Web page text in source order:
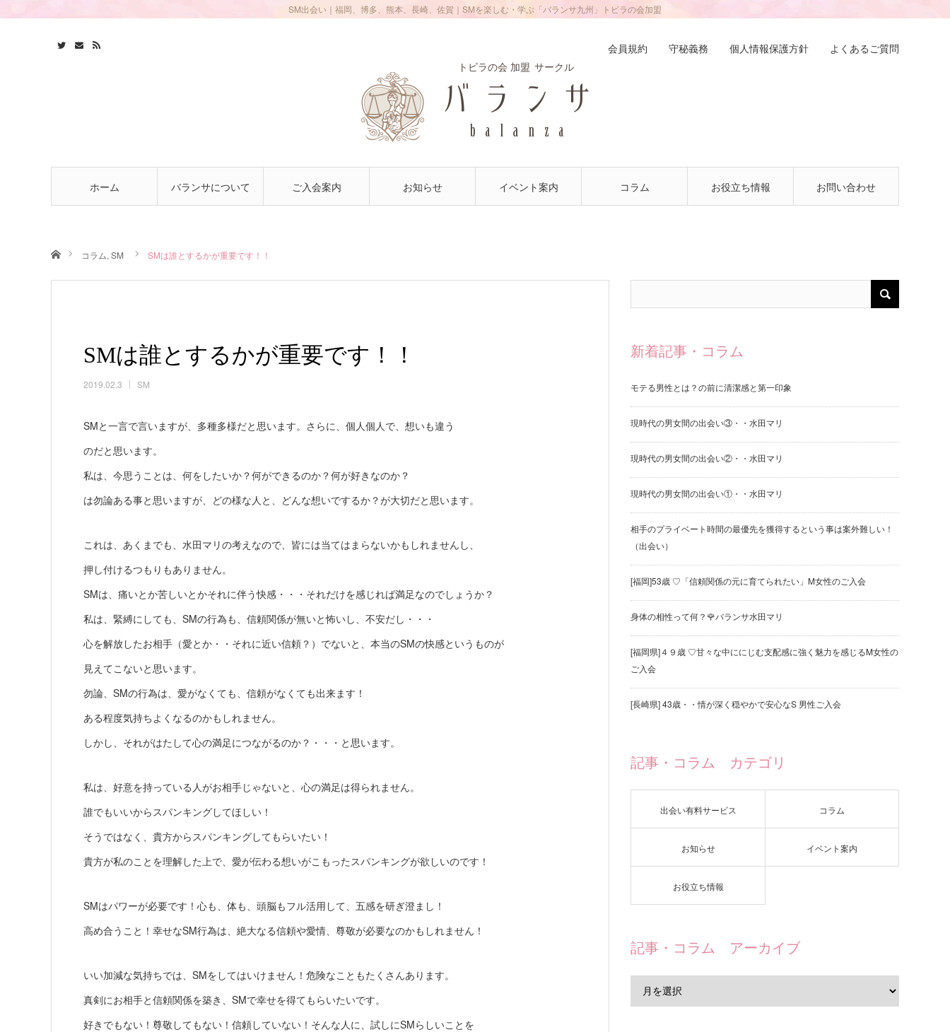
SM出会い｜福岡、博多、熊本、長崎、佐賀｜SMを楽しむ・学ぶ「バランサ九州」トビラの会加盟
トビラの会 加盟 サークル
ホーム バランサについて ご入会案内 お知らせ イベント案内 コラム お役立ち情報 お問い合わせ
会員規約 守秘義務 個人情報保護方針 よくあるご質問
ホームコラム, SM SMは誰とするかが重要です！！
SMは誰とするかが重要です！！
2019.02.3 SM
SMと一言で言いますが、多種多様だと思います。さらに、個人個人で、想いも違う
のだと思います。
私は、今思うことは、何をしたいか？何ができるのか？何が好きなのか？
は勿論ある事と思いますが、どの様な人と、どんな想いでするか？が大切だと思います。
これは、あくまでも、水田マリの考えなので、皆には当てはまらないかもしれませんし、
押し付けるつもりもありません。
SMは、痛いとか苦しいとかそれに伴う快感・・・それだけを感じれば満足なのでしょうか？
私は、緊縛にしても、SMの行為も、信頼関係が無いと怖いし、不安だし・・・
心を解放したお相手（愛とか・・それに近い信頼？）でないと、本当のSMの快感というものが
見えてこないと思います。
勿論、SMの行為は、愛がなくても、信頼がなくても出来ます！
ある程度気持ちよくなるのかもしれません。
しかし、それがはたして心の満足につながるのか？・・・と思います。
私は、好意を持っている人がお相手じゃないと、心の満足は得られません。
誰でもいいからスパンキングしてほしい！
そうではなく、貴方からスパンキングしてもらいたい！
貴方が私のことを理解した上で、愛が伝わる想いがこもったスパンキングが欲しいのです！
SMはパワーが必要です！心も、体も、頭脳もフル活用して、五感を研ぎ澄まし！
高め合うこと！幸せなSM行為は、絶大なる信頼や愛情、尊敬が必要なのかもしれません！
いい加減な気持ちでは、SMをしてはいけません！危険なこともたくさんあります。
真剣にお相手と信頼関係を築き、SMで幸せを得てもらいたいです。
好きでもない！尊敬してもない！信頼していない！そんな人に、試しにSMらしいことを
新着記事・コラム
モテる男性とは？の前に清潔感と第一印象
現時代の男女間の出会い③・・水田マリ
現時代の男女間の出会い②・・水田マリ
現時代の男女間の出会い①・・水田マリ
相手のプライベート時間の最優先を獲得するという事は案外難しい！
（出会い）
[福岡]53歳 ♡「信頼関係の元に育てられたい」M女性のご入会
身体の相性って何？🌹バランサ水田マリ
[福岡県]４９歳 ♡甘々な中ににじむ支配感に強く魅力を感じるM女性の
ご入会
[長崎県] 43歳・・情が深く穏やかで安心なS 男性ご入会
記事・コラム カテゴリ
出会い有料サービス コラム
お知らせ イベント案内
お役立ち情報
記事・コラム アーカイブ